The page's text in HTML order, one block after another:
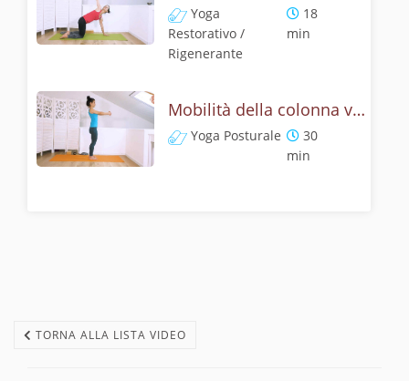
Yoga
Restorativo /
Rigenerante
18
min
Mobilità della colonna vertebrale - Yoga gentile per collo e schiena
Yoga Posturale
30
min
TORNA ALLA LISTA VIDEO